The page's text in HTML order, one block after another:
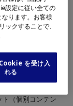
っております。10
フトバンクパブリ
ミュニケーショ
ッピングコーナ
現しています。
対応携帯電話で
（個別コンテン
設定に従い全ての
ります。お客様
クすることで、
を受け入
れる